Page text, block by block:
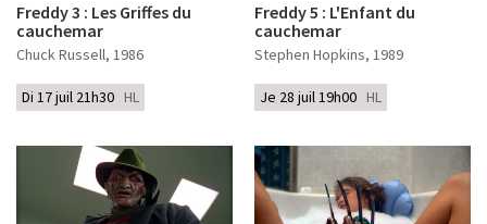
Freddy 3 : Les Griffes du
cauchemar
Chuck Russell, 1986
Di 17 juil 21h30 HL
Freddy 5 : L'Enfant du
cauchemar
Stephen Hopkins, 1989
Je 28 juil 19h00 HL